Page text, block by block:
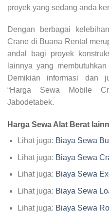
proyek yang sedang anda
Dengan berbagai
Crane di Buana Rental
andal bagi proyek
lainnya yang
Demikian informasi dan
“Harga Sewa Mobile
Jabodetabek.
Harga Sewa Alat Berat
Lihat juga: Biaya Sewa
Lihat juga: Biaya Sewa
Lihat juga: Biaya Sewa
Lihat juga: Biaya Sewa
Lihat juga: Biaya Sewa